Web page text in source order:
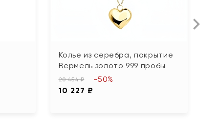
Колье из серебра, покрытие
Вермель золото 999 пробы
20 454 ₽
10 227 ₽
-50%